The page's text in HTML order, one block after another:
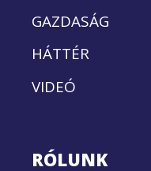
GAZDASÁG
HÁTTÉR
VIDEÓ
RÓLUNK